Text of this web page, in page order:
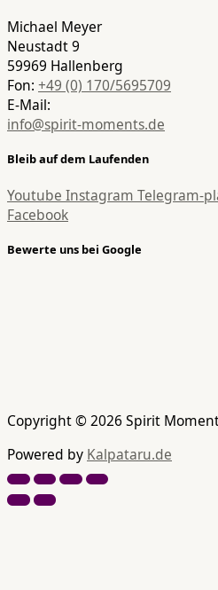
Michael Meyer
Neustadt 9
59969 Hallenberg
Fon: +49 (0) 170/5695709
E-Mail:
info@spirit-moments.de
Bleib auf dem Laufenden
Youtube Instagram Telegram-
Facebook
Bewerte uns bei Google
Copyright © 2026 Spirit
Powered by Kalpataru.de